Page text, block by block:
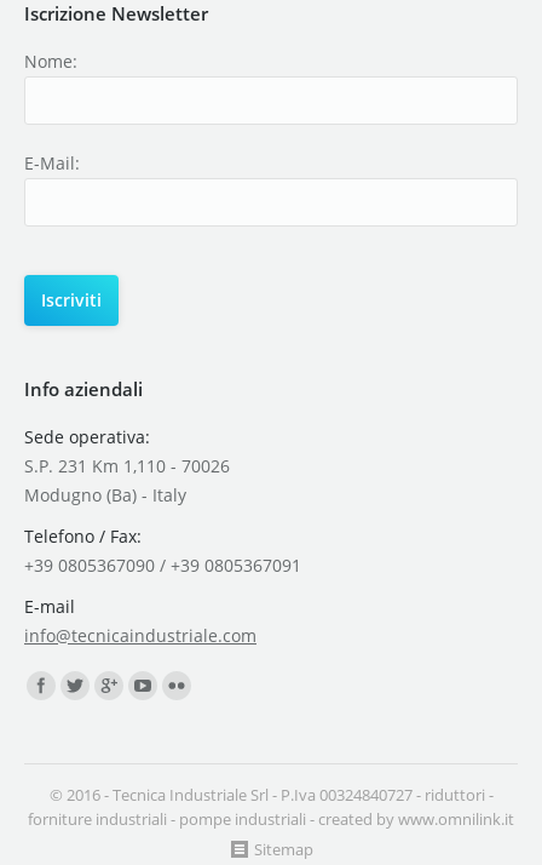
Iscrizione Newsletter
Nome:
E-Mail:
Info aziendali
Sede operativa:
S.P. 231 Km 1,110 - 70026
Modugno (Ba) - Italy
Telefono / Fax:
+39 0805367090 / +39 0805367091
E-mail
info@tecnicaindustriale.com
Find us on:
© 2016 - Tecnica Industriale Srl - P.Iva 00324840727 - riduttori -
forniture industriali - pompe industriali - created bywww.omnilink.it
Sitemap